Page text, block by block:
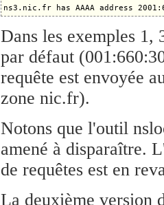
Dans les exemples 1,
par défaut
requête est envoyée
zone nic.fr).
Notons que l'outil
amené à disparaître.
de requêtes est en
La deuxième version